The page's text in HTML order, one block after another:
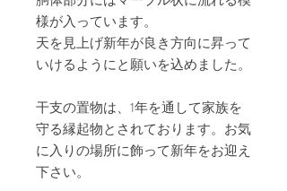
様が入っています。
天を見上げ新年が良き方向に昇って
いけるようにと願いを込めました。
干支の置物は、1年を通して家族を
守る縁起物とされております。お気
に入りの場所に飾って新年をお迎え
下さい。